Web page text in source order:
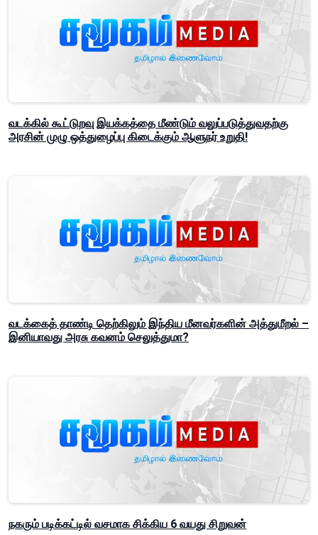
வடக்கில் கூட்டுறவு இயக்கத்தை மீண்டும் வலுப்படுத்துவதற்கு
அரசின் முழு ஒத்துழைப்பு கிடைக்கும் ஆளுநர் உறுதி!
வடக்கைத் தாண்டி தெற்கிலும் இந்திய மீனவர்களின் அத்துமீறல் –
இனியாவது அரசு கவனம் செலுத்துமா?
நகரும் படிக்கட்டில் வசமாக சிக்கிய 6 வயது சிறுவன்